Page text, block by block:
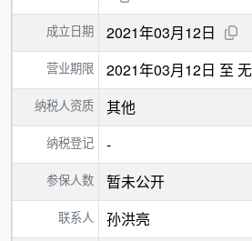
成立日期 2021年03月12日
营业期限 2021年03月12日 至
纳税人资质 其他
纳税登记 -
参保人数 暂未公开
联系人 孙洪亮